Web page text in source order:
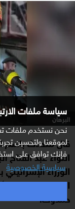
سياسة ملفات
نحن نستخدم ملفات
لموقعنا ولتحسين
فإنك توافق على
سياسية الخصوصية
البرهان
قال متحدث باسم
اللواء عبد الفتاح
الوزراء
العليا للسودان،
حمدوك.